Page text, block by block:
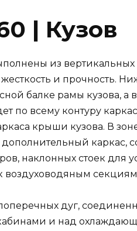
| Кузов
из
и прочность.
балке рамы кузова, а
по всему контуру
крыши кузова. В
каркас,
наклонных стоек для
воздуховодяным
дуг,
и над